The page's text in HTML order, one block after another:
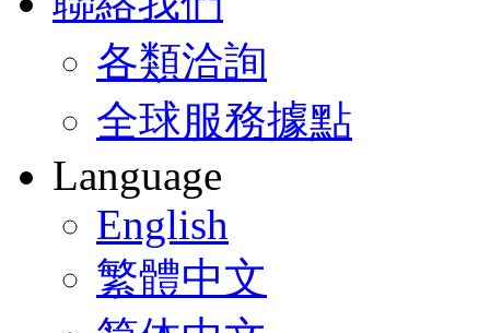
各類洽詢
全球服務據點
Language
English
繁體中文